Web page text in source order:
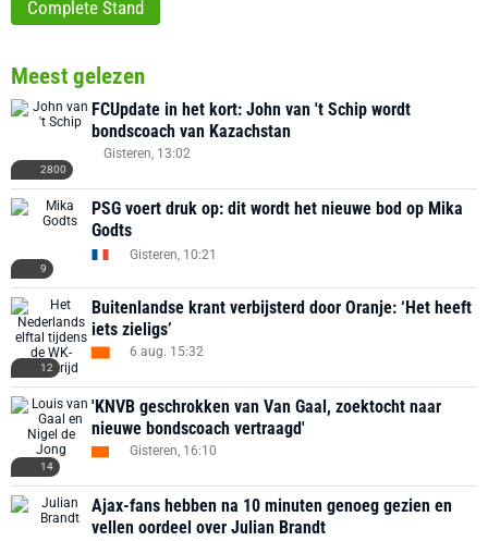
Complete Stand
Meest gelezen
2800
FCUpdate in het kort: John van 't Schip wordt
bondscoach van Kazachstan
Gisteren, 13:02
9
PSG voert druk op: dit wordt het nieuwe bod op Mika
Godts
Gisteren, 10:21
12
Buitenlandse krant verbijsterd door Oranje: ‘Het heeft
iets zieligs’
6 aug. 15:32
14
'KNVB geschrokken van Van Gaal, zoektocht naar
nieuwe bondscoach vertraagd'
Gisteren, 16:10
Ajax-fans hebben na 10 minuten genoeg gezien en
vellen oordeel over Julian Brandt